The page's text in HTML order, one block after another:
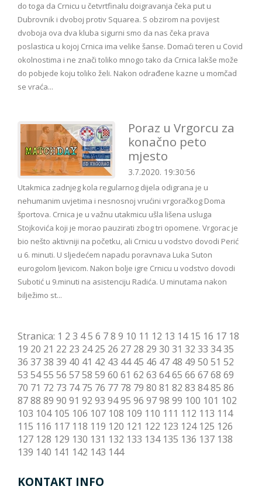
do toga da Crnicu u četvrtfinalu doigravanja čeka put u
Dubrovnik i dvoboj protiv Squarea. S obzirom na povijest
dvoboja ova dva kluba sigurni smo da nas čeka prava
poslastica u kojoj Crnica ima velike šanse. Domaći teren u Covid
okolnostima i ne znači toliko mnogo tako da Crnica lakše može
do pobjede koju toliko želi. Nakon odrađene kazne u momčad
se vraća...
Poraz u Vrgorcu za
konačno peto
mjesto
3.7.2020. 19:30:56
Utakmica zadnjeg kola regularnog dijela odigrana je u
nehumanim uvjetima i nesnosnoj vrućini vrgoračkog Doma
športova. Crnica je u važnu utakmicu ušla lišena usluga
Stojkovića koji je morao pauzirati zbog tri opomene. Vrgorac je
bio nešto aktivniji na početku, ali Crnicu u vodstvo dovodi Perić
u 6. minuti. U sljedećem napadu poravnava Luka Suton
eurogolom ljevicom. Nakon bolje igre Crnicu u vodstvo dovodi
Subotić u 9.minuti na asistenciju Radića. U minutama nakon
bilježimo st...
Stranica: 1 2 3 45 6 78 9 10 11 12 13 14 15 16 17 18
19 20 21 22 23 24 25 26 27 28 29 30 31 32 33 3435
36 3738 39 40 41 42 43 44 45 46 47 48 49 50 51 52
53 5455 56 5758 59 60 61 62 63 6465 66 6768 69
70 71 72 73 74 75 76 77 78 79 80 81 82 83 8485 86
8788 89 90 91 92 93 9495 96 9798 99 100 101 102
103 104 105 106 107 108 109 110 111 112 113 114
115 116 117 118 119 120 121 122 123 124 125 126
127 128 129 130 131 132 133 134 135 136 137 138
139 140 141 142 143 144
KONTAKT INFO